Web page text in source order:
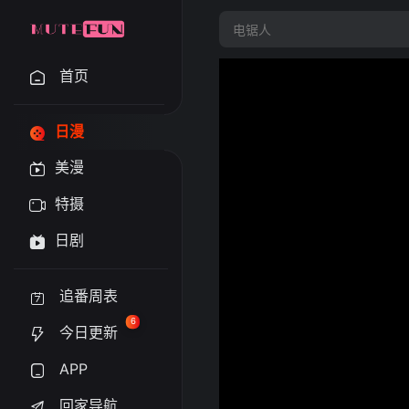
首页
日漫
美漫
特摄
日剧
追番周表
今日更新
6
APP
回家导航